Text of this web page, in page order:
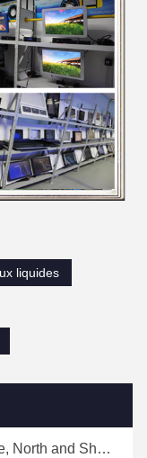
liquides
Ms. Ellen Zeng (Europe, North and Shouth America)